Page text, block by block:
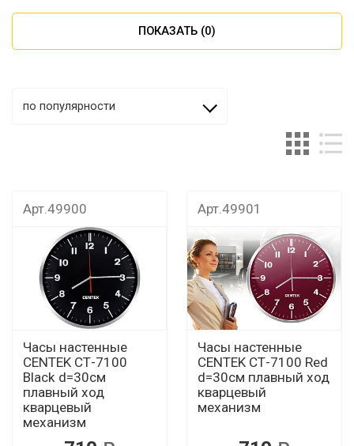
ПОКАЗАТЬ (0)
по популярности
Арт.49900
Часы настенные
CENTEK СТ-7100
Black d=30см
плавный ход
кварцевый
механизм
Арт.49901
Часы настенные
CENTEK СТ-7100 Red
d=30см плавный ход
кварцевый
механизм